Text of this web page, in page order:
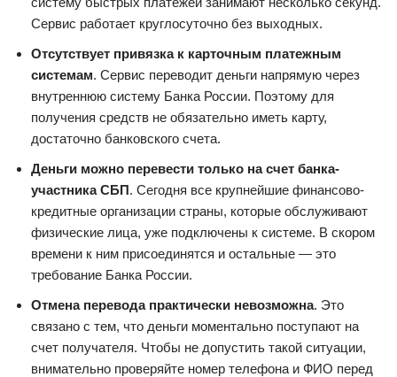
Сервис работает круглосуточно без выходных.
Отсутствует привязка к карточным платежным
системам. Сервис переводит деньги напрямую через
внутреннюю систему Банка России. Поэтому для
получения средств не обязательно иметь карту,
достаточно банковского счета.
Деньги можно перевести только на счет банка-
участника СБП. Сегодня все крупнейшие финансово-
кредитные организации страны, которые обслуживают
физические лица, уже подключены к системе. В скором
времени к ним присоединятся и остальные — это
требование Банка России.
Отмена перевода практически невозможна. Это
связано с тем, что деньги моментально поступают на
счет получателя. Чтобы не допустить такой ситуации,
внимательно проверяйте номер телефона и ФИО перед